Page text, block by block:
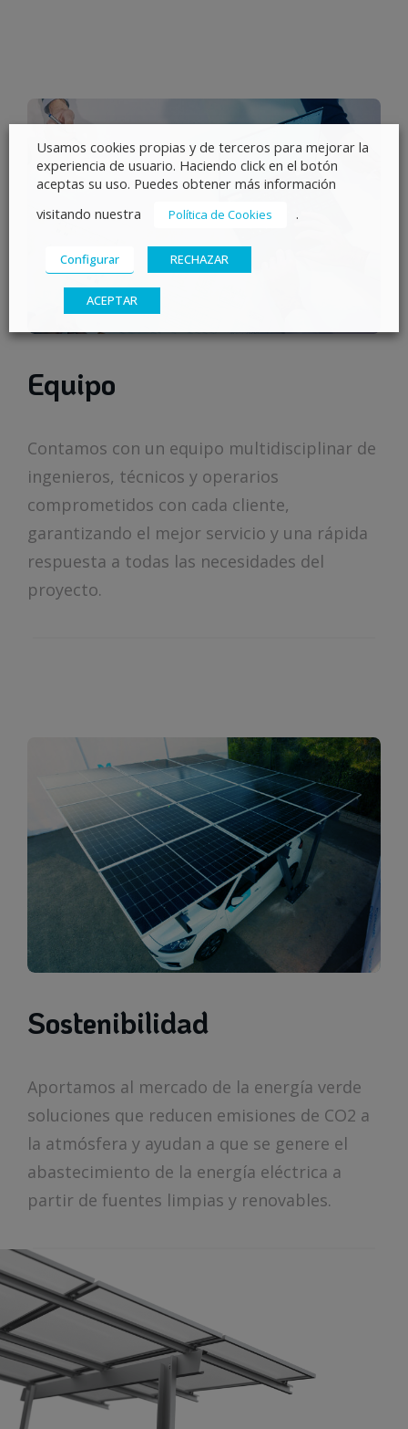
Equipo
Contamos con un equipo multidisciplinar de
ingenieros, técnicos y operarios
comprometidos con cada cliente,
garantizando el mejor servicio y una rápida
respuesta a todas las necesidades del
proyecto.
Sostenibilidad
Aportamos al mercado de la energía verde
soluciones que reducen emisiones de CO2 a
la atmósfera y ayudan a que se genere el
abastecimiento de la energía eléctrica a
partir de fuentes limpias y renovables.
Usamos cookies propias y de terceros para mejorar la
experiencia de usuario. Haciendo click en el botón
aceptas su uso. Puedes obtener más información
visitando nuestra
Política de Cookies .
Configurar RECHAZAR
ACEPTAR